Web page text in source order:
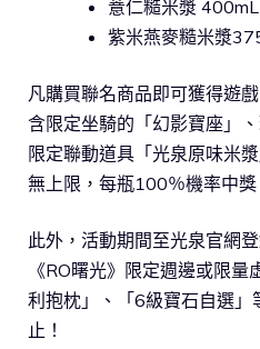
薏仁糙米漿 400mL
紫米燕麥糙米漿
凡購買聯名商品即可獲得遊
含限定坐騎的「幻影寶座」
限定聯動道具「光泉原味米
無上限，每瓶100％機率中獎
此外，活動期間至光泉官網
《RO曙光》限定週邊或限
利抱枕」、「6級寶石自選」
止！